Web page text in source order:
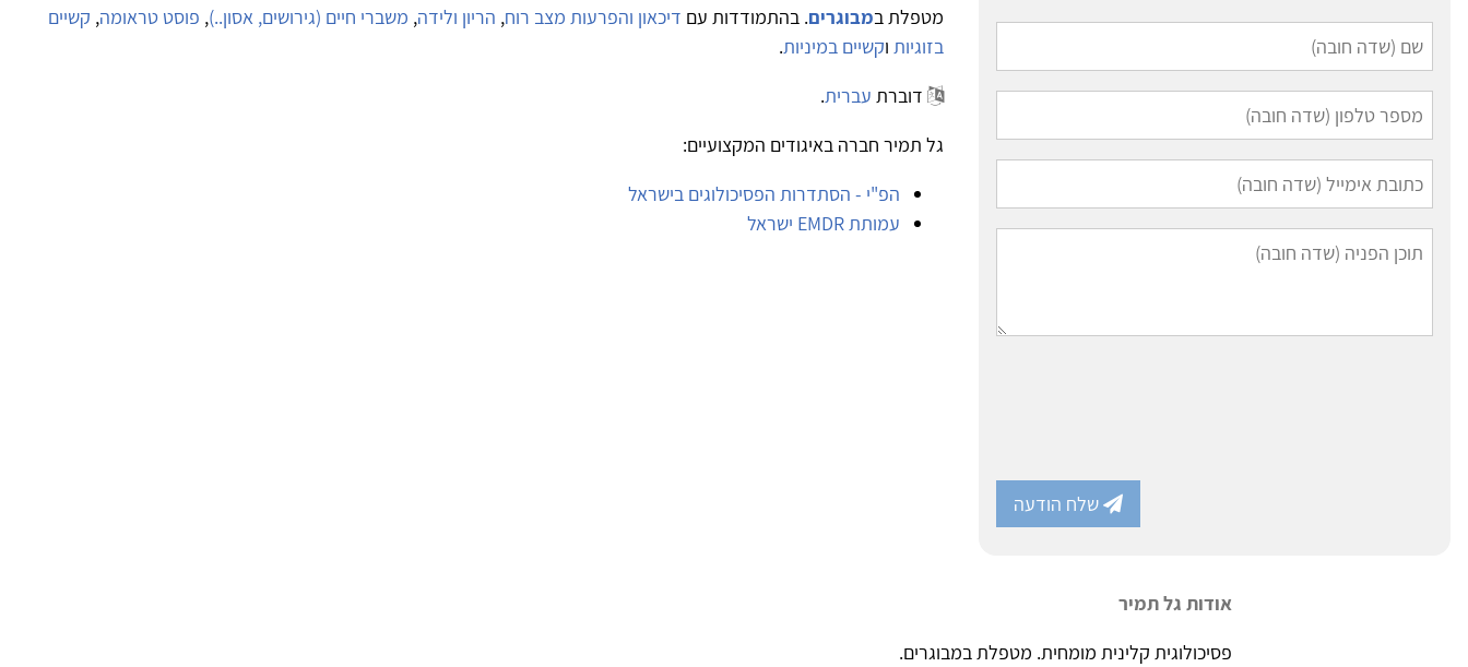
שלח הודעה
מטפלת במבוגרים. בהתמודדות עם דיכאון והפרעות מצב רוח, הריון ולידה, משברי חיים (גירושים, אסון..), פוסט טראומה, קשיים
בזוגיות וקשיים במיניות.
דוברת עברית.
גל תמיר חברה באיגודים המקצועיים:
הפ"י - הסתדרות הפסיכולוגים בישראל
עמותת EMDR ישראל
אודות גל תמיר
פסיכולוגית קלינית מומחית. מטפלת במבוגרים.